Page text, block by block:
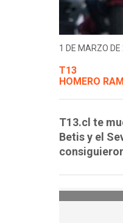
1 DE MARZO
T13
HOMERO
T13.cl te
Betis y el